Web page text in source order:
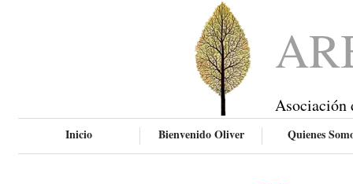
Asociación
Inicio Bienvenido Oliver Quienes